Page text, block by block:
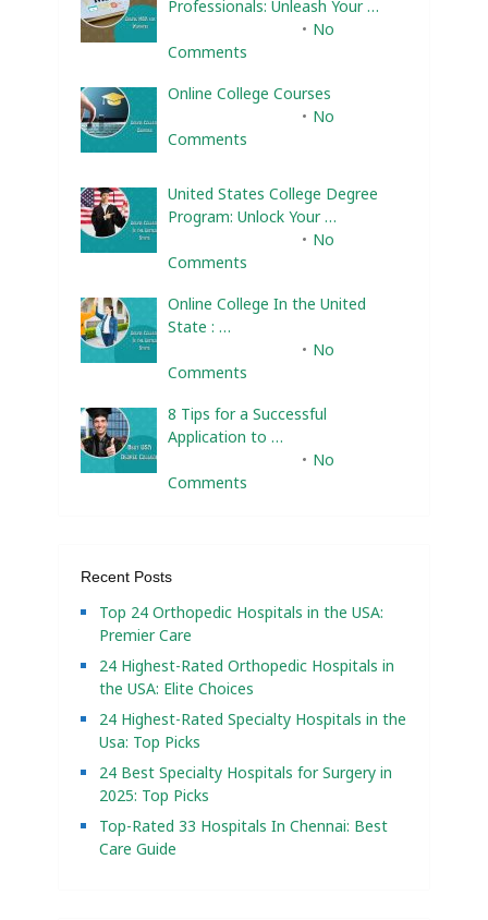
Professionals: Unleash Your …
No
Comments
Online College Courses
No
Comments
United States College Degree
Program: Unlock Your …
No
Comments
Online College In the United
State : …
No
Comments
8 Tips for a Successful
Application to …
No
Comments
Recent Posts
Top 24 Orthopedic Hospitals in the USA:
Premier Care
24 Highest-Rated Orthopedic Hospitals in
the USA: Elite Choices
24 Highest-Rated Specialty Hospitals in the
Usa: Top Picks
24 Best Specialty Hospitals for Surgery in
2025: Top Picks
Top-Rated 33 Hospitals In Chennai: Best
Care Guide